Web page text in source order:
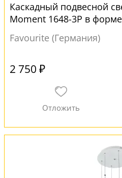
Каскадный подвесной
Moment 1648-3P в
Favourite (Германия)
2 750 ₽